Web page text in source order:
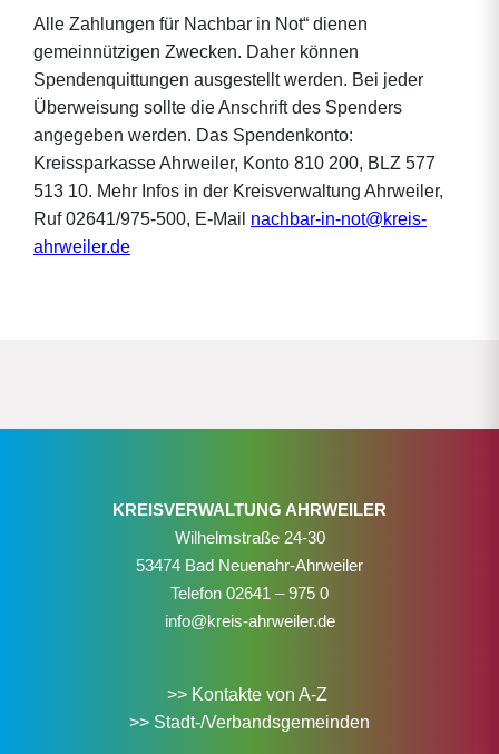
Alle Zahlungen für Nachbar in Not“ dienen
gemeinnützigen Zwecken. Daher können
Spendenquittungen ausgestellt werden. Bei jeder
Überweisung sollte die Anschrift des Spenders
angegeben werden. Das Spendenkonto:
Kreissparkasse Ahrweiler, Konto 810 200, BLZ 577
513 10. Mehr Infos in der Kreisverwaltung Ahrweiler,
Ruf 02641/975-500, E-Mail nachbar-in-not@kreis-
ahrweiler.de
KREISVERWALTUNG AHRWEILER
Wilhelmstraße 24-30
53474 Bad Neuenahr-Ahrweiler
Telefon 02641 – 975 0
info@kreis-ahrweiler.de
>> Kontakte von A-Z
>> Stadt-/Verbandsgemeinden